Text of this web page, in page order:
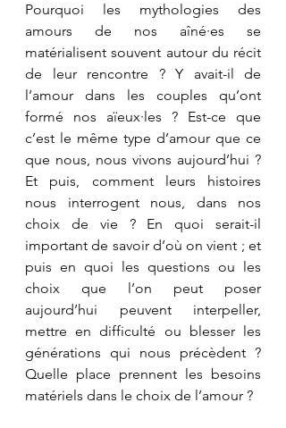
Pourquoi les mythologies des
amours de nos aîné·es se
matérialisent souvent autour du récit
de leur rencontre ? Y avait-il de
l’amour dans les couples qu’ont
formé nos aïeux·les ? Est-ce que
c’est le même type d’amour que ce
que nous, nous vivons aujourd’hui ?
Et puis, comment leurs histoires
nous interrogent nous, dans nos
choix de vie ? En quoi serait-il
important de savoir d’où on vient ; et
puis en quoi les questions ou les
choix que l’on peut poser
aujourd’hui peuvent interpeller,
mettre en difficulté ou blesser les
générations qui nous précèdent ?
Quelle place prennent les besoins
matériels dans le choix de l’amour ?